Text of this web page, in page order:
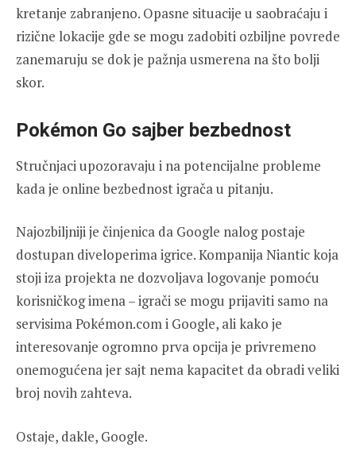
kretanje zabranjeno. Opasne situacije u saobraćaju i
rizične lokacije gde se mogu zadobiti ozbiljne povrede
zanemaruju se dok je pažnja usmerena na što bolji
skor.
Pokémon Go sajber bezbednost
Stručnjaci upozoravaju i na potencijalne probleme
kada je online bezbednost igrača u pitanju.
Najozbiljniji je činjenica da Google nalog postaje
dostupan diveloperima igrice. Kompanija Niantic koja
stoji iza projekta ne dozvoljava logovanje pomoću
korisničkog imena – igrači se mogu prijaviti samo na
servisima Pokémon.com i Google, ali kako je
interesovanje ogromno prva opcija je privremeno
onemogućena jer sajt nema kapacitet da obradi veliki
broj novih zahteva.
Ostaje, dakle, Google.